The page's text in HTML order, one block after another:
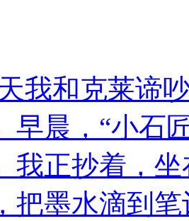
和克莱谛吵
早晨，“小石
我正抄着，
把墨水滴到